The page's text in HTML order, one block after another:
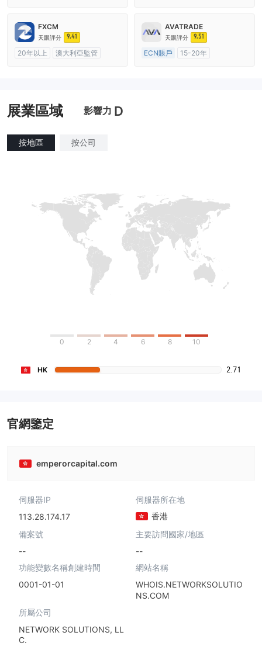
主標MT4
FXCM
天眼評分 9.41
20年以上
澳大利亞監管
AVATRADE
天眼評分 9.51
ECN賬戶
15-20年
展業區域 影響力 D
按地區 按公司
0 2 4 6 8 10
HK 2.71
官網鑒定
emperorcapital.com
伺服器IP
113.28.174.17
伺服器所在地
香港
備案號
--
主要訪問國家/地區
--
功能變數名稱創建時間
0001-01-01
網站名稱
WHOIS.NETWORKSOLUTIO
NS.COM
所屬公司
NETWORK SOLUTIONS, LL
C.